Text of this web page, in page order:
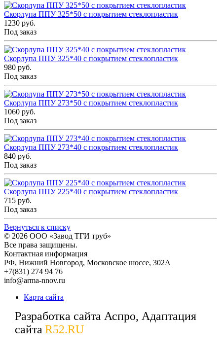
Скорлупа ППУ 325*50 с покрытием стеклопластик
1230 руб.
Под заказ
Скорлупа ППУ 325*40 с покрытием стеклопластик
980 руб.
Под заказ
Скорлупа ППУ 273*50 с покрытием стеклопластик
1060 руб.
Под заказ
Скорлупа ППУ 273*40 с покрытием стеклопластик
840 руб.
Под заказ
Скорлупа ППУ 225*40 с покрытием стеклопластик
715 руб.
Под заказ
Вернуться к списку
© 2026 ООО «Завод ТГИ труб»
Все права защищены.
Контактная информация
РФ, Нижний Новгород, Московское шоссе, 302А
+7(831) 274 94 76
info@arma-nnov.ru
Карта сайта
Разработка сайта Аспро, Адаптация
сайта R52.RU